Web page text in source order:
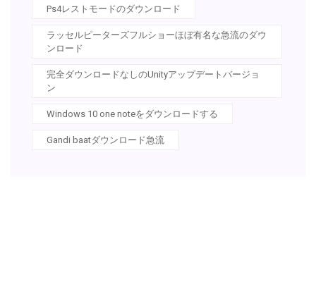
Ps4レストモードのダウンロード
ラッセルピーターズフルショーほぼ有名な急流のダウ
ンロード
完全ダウンロードなしのUnityアップデートバージョ
ン
Windows 10 one noteをダウンロードする
Gandi baatダウンロード急流